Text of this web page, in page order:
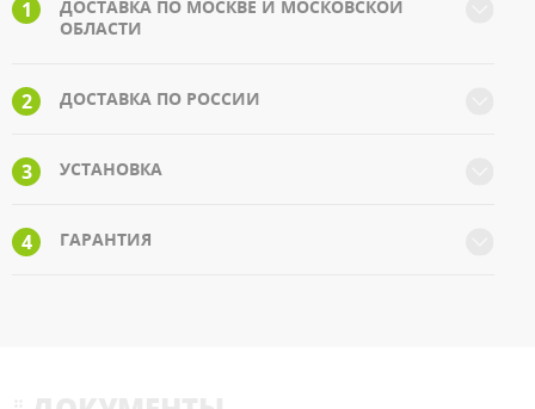
1
ДОСТАВКА ПО МОСКВЕ И МОСКОВСКОЙ
ОБЛАСТИ
2 ДОСТАВКА ПО РОССИИ
3 УСТАНОВКА
4 ГАРАНТИЯ